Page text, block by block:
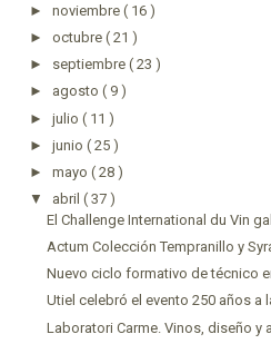
► noviembre ( 16 )
► octubre ( 21 )
► septiembre ( 23 )
► agosto ( 9 )
► julio ( 11 )
► junio ( 25 )
► mayo ( 28 )
▼ abril ( 37 )
El Challenge International du Vin
Actum Colección Tempranillo y
Nuevo ciclo formativo de técnico
Utiel celebró el evento 250 años a
Laboratori Carme. Vinos, diseño y